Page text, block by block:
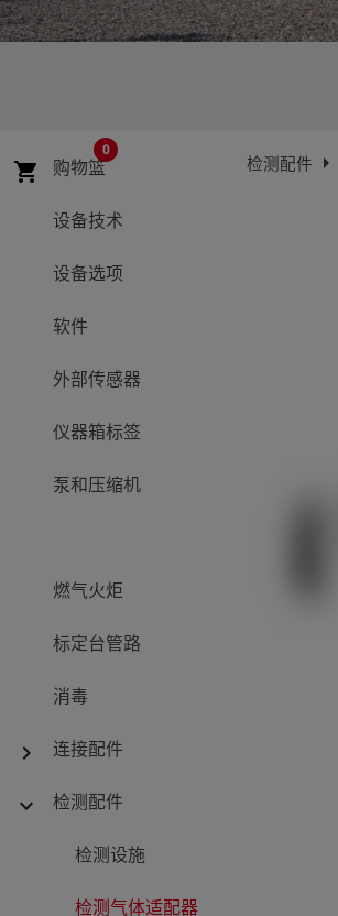
简
体
中
shopping_cart 购物篮
0
设备技术
设备选项
软件
外部传感器
仪器箱标签
泵和压缩机
燃气火炬
标定台管路
消毒
chevron_right 连接配件
expand_more 检测配件
检测设施
检测气体适配器
检测配件 arrow_right